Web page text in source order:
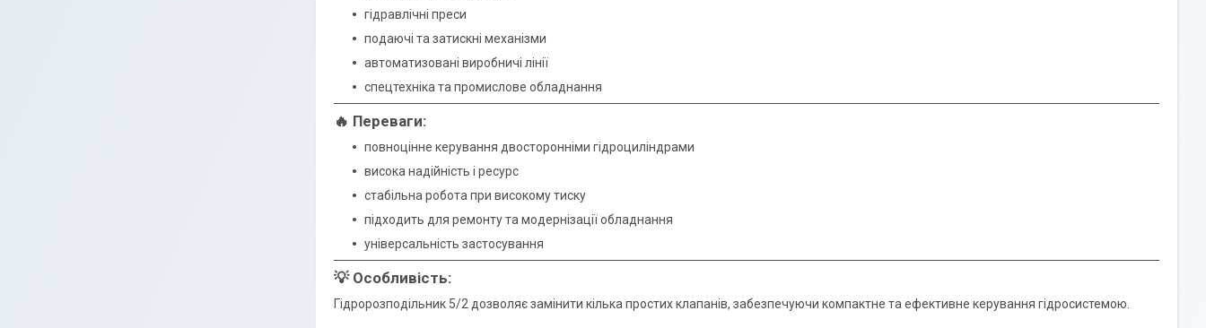
гідравлічні преси
подаючі та затискні механізми
автоматизовані виробничі лінії
спецтехніка та промислове обладнання
🔥 Переваги:
повноцінне керування двосторонніми гідроциліндрами
висока надійність і ресурс
стабільна робота при високому тиску
підходить для ремонту та модернізації обладнання
універсальність застосування
💡 Особливість:
Гідророзподільник 5/2 дозволяє замінити кілька простих клапанів, забезпечуючи компактне та ефективне керування гідросистемою.